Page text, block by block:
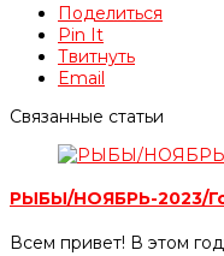
Поделиться
Pin It
Твитнуть
Email
Связанные статьи
РЫБЫ/НОЯБРЬ-2023/
Всем привет! В этом